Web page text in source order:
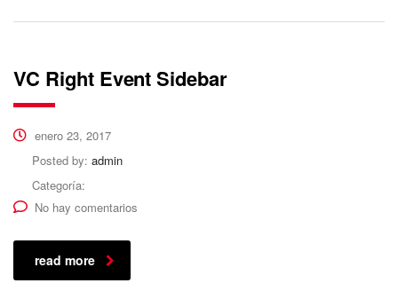
VC Right Event Sidebar
enero 23, 2017
Posted by: admin
Categoría:
No hay comentarios
read more